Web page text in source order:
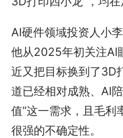
AI硬件领域投资人小
他从2025年初关注AI
近又把目标换到了3D
道已经相对成熟、AI
值”这一需求，且毛利
很强的不确定性。